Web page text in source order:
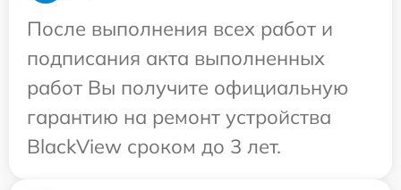
После выполнения всех работ и
подписания акта выполненных
работ Вы получите официальную
гарантию на ремонт устройства
BlackView сроком до 3 лет.